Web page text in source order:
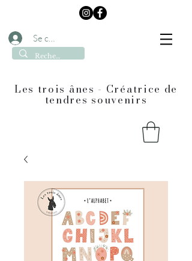
Se connecter
Les trois ânes - Créatrice de
tendres souvenirs